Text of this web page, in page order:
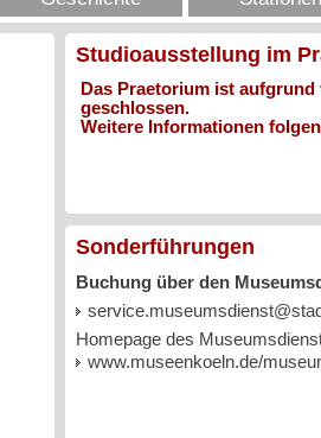
Studioausstellung im
Das Praetorium ist
geschlossen.
Weitere
Sonderführungen
Buchung über den
Homepage des
www.museenkoeln.de/